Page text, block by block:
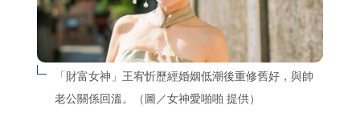
「財富女神」王宥忻歷經婚姻低潮後重修舊好，與帥
老公關係回溫。（圖／女神愛啪啪 提供）